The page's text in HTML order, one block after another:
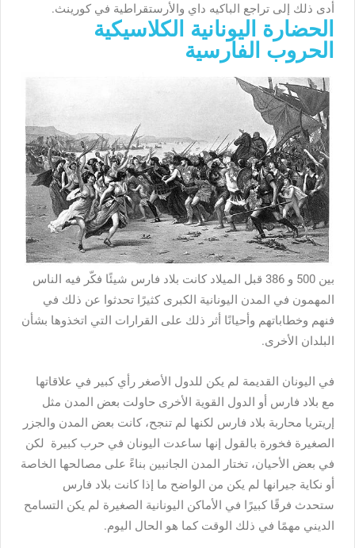
أدى ذلك إلى تراجع الباكيه داي والأرستقراطية في كورينث.
الحضارة اليونانية الكلاسيكية
الحروب الفارسية
بين 500 و 386 قبل الميلاد كانت بلاد فارس شيئًا فكّر فيه الناس
المهمون في المدن اليونانية الكبرى كثيرًا تحدثوا عن ذلك في
فنهم وخطاباتهم وأحيانًا أثر ذلك على القرارات التي اتخذوها بشأن
البلدان الأخرى.
في اليونان القديمة لم يكن للدول الأصغر رأي كبير في علاقاتها
مع بلاد فارس أو الدول القوية الأخرى حاولت بعض المدن مثل
إريتريا محاربة بلاد فارس لكنها لم تنجح، كانت بعض المدن والجزر
الصغيرة فخورة بالقول إنها ساعدت اليونان في حرب كبيرة لكن
في بعض الأحيان، تختار المدن الجانبين بناءً على مصالحها الخاصة
أو نكاية جيرانها لم يكن من الواضح ما إذا كانت بلاد فارس
ستحدث فرقًا كبيرًا في الأماكن اليونانية الصغيرة لم يكن التسامح
الديني مهمًا في ذلك الوقت كما هو الحال اليوم.